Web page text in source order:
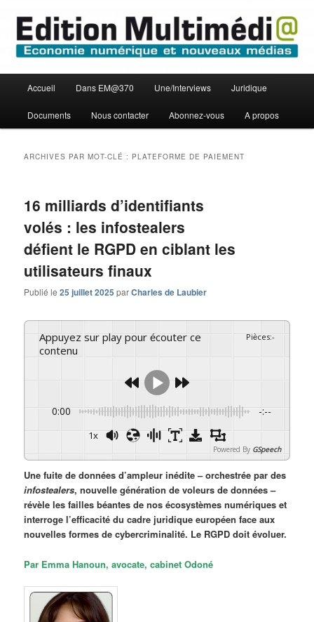
contenu
principal
contenu
secondaire
Edition Multimédi@
principal
Accueil Dans EM@370 Une/Interviews Juridique
Documents Nous contacter Abonnez-vous A propos
ARCHIVES PAR MOT-CLÉ : PLATEFORME DE PAIEMENT
16 milliards d’identifiants
volés : les infostealers
défient le RGPD en ciblant les
utilisateurs finaux
Publié le25 juillet 2025 parCharles de Laubier
Appuyez sur play pour écouter ce
contenu
Pièces:-
0:00 -:--
1x
Powered By GSpeech
Une fuite de données d’ampleur inédite – orchestrée par des
infostealers, nouvelle génération de voleurs de données –
révèle les failles béantes de nos écosystèmes numériques et
interroge l’efficacité du cadre juridique européen face aux
nouvelles formes de cybercriminalité. Le RGPD doit évoluer.
Par Emma Hanoun, avocate, cabinet Odoné